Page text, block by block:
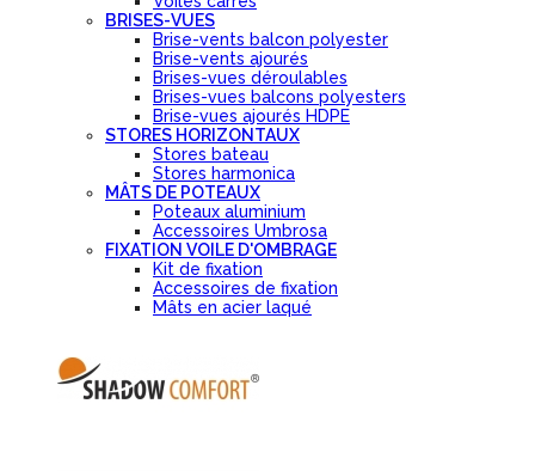
BRISES-VUES
Brise-vents balcon polyester
Brise-vents ajourés
Brises-vues déroulables
Brises-vues balcons polyesters
Brise-vues ajourés HDPE
STORES HORIZONTAUX
Stores bateau
Stores harmonica
MÂTS DE POTEAUX
Poteaux aluminium
Accessoires Umbrosa
FIXATION VOILE D'OMBRAGE
Kit de fixation
Accessoires de fixation
Mâts en acier laqué